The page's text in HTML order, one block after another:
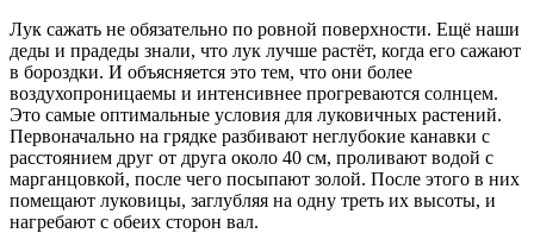
Лук сажать не обязательно по ровной поверхности. Ещё наши
деды и прадеды знали, что лук лучше растёт, когда его сажают
в бороздки. И объясняется это тем, что они более
воздухопроницаемы и интенсивнее прогреваются солнцем.
Это самые оптимальные условия для луковичных растений.
Первоначально на грядке разбивают неглубокие канавки с
расстоянием друг от друга около 40 см, проливают водой с
марганцовкой, после чего посыпают золой. После этого в них
помещают луковицы, заглубляя на одну треть их высоты, и
нагребают с обеих сторон вал.